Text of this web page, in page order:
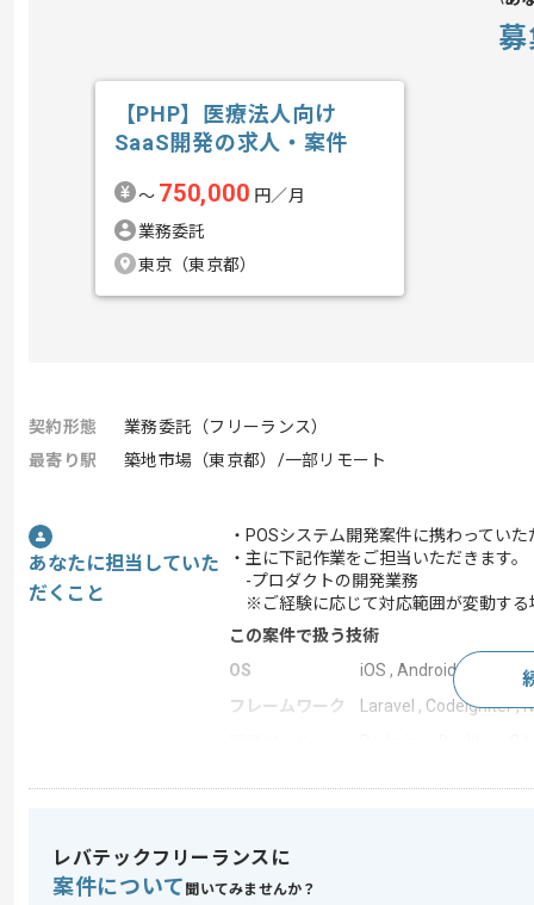
【PHP】医療法人向け
SaaS開発の求人・案件
〜 750,000 円／月
業務委託
東京（東京都）
契約形態
業務委託（フリーランス）
最寄り駅
築地市場（東京都）/一部リモート
あなたに担当していた
だくこと
・POSシステム開発案件に携わっていた
・主に下記作業をご担当いただきます。
-プロダクトの開発業務
※ご経験に応じて対応範囲が変動する
この案件で扱う技術
OS
iOS , Android
フレームワーク
Laravel , CodeIgniter ,
特徴
レバテックフリーランスに
案件について 聞いてみませんか？